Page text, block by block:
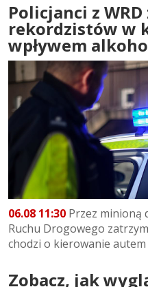
Policjanci z
rekordzistów w
wpływem
06.08 11:30 Przez minioną
Ruchu Drogowego
chodzi o kierowanie autem
Zobacz, jak